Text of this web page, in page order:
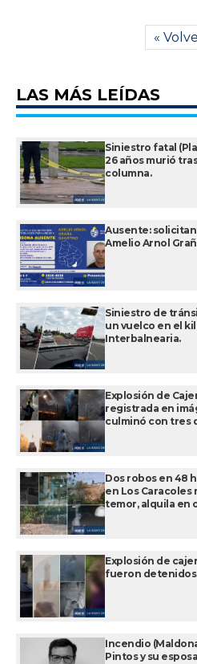
«
LAS MÁS LEÍDAS
Siniestro fatal
26 años murió
columna.
Ausente:
Amelio Arnol
Siniestro de
un vuelco en el
Interbalnearia.
Explosión de
registrada en
culminó con tres
Dos robos en 48
en Los Caracoles
temor, alquila en
Explosión de
fueron
Incendio
Pintos y su